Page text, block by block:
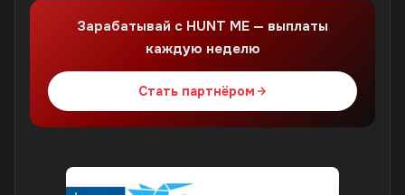
Зарабатывай с HUNT ME — выплаты
каждую неделю
Стать партнёром